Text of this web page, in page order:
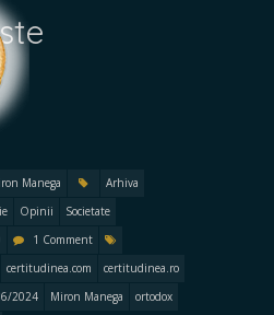
Manega
Arhiva
Opinii
Societate
1 Comment
certitudinea.com
certitudinea.ro
2024 Miron Manega
ortodox